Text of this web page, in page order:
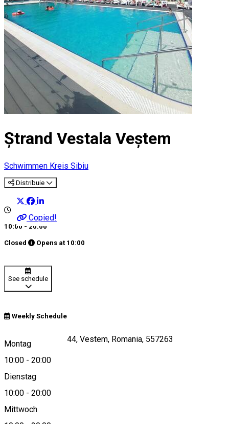
Ștrand Vestala Veștem
Schwimmen Kreis Sibiu
Distribuie
Copied!
10:00 - 20:00
Closed Opens at 10:00
See schedule
Weekly Schedule
Montag
10:00 - 20:00
Dienstag
10:00 - 20:00
Mittwoch
Str Principala nr 144, Vestem, Romania, 557263
View on map